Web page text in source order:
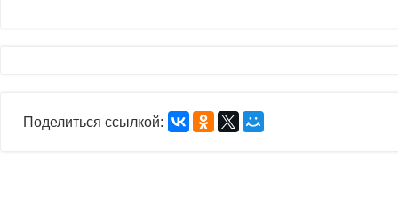
Поделиться ссылкой: